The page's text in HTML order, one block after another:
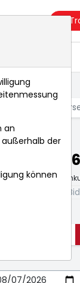
Echtzeit-
an
der
können